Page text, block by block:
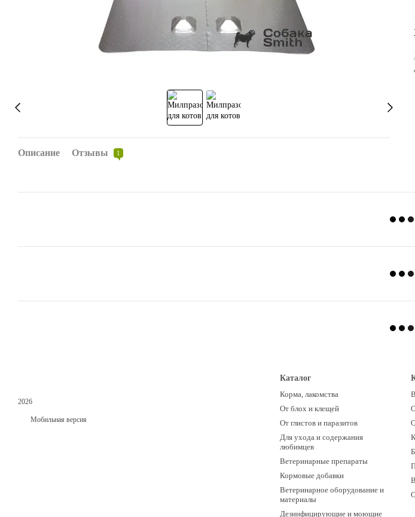
Описание Отзывы 1
2026
Мобильная версия
Каталог
Корма, лакомства
От блох и клещей
От глистов и паразитов
Для ухода и содержания
любимцев
Ветеринарные препараты
Кормовые добавки
Ветеринарное оборудование и
материалы
Дезинфицирующие и моющие